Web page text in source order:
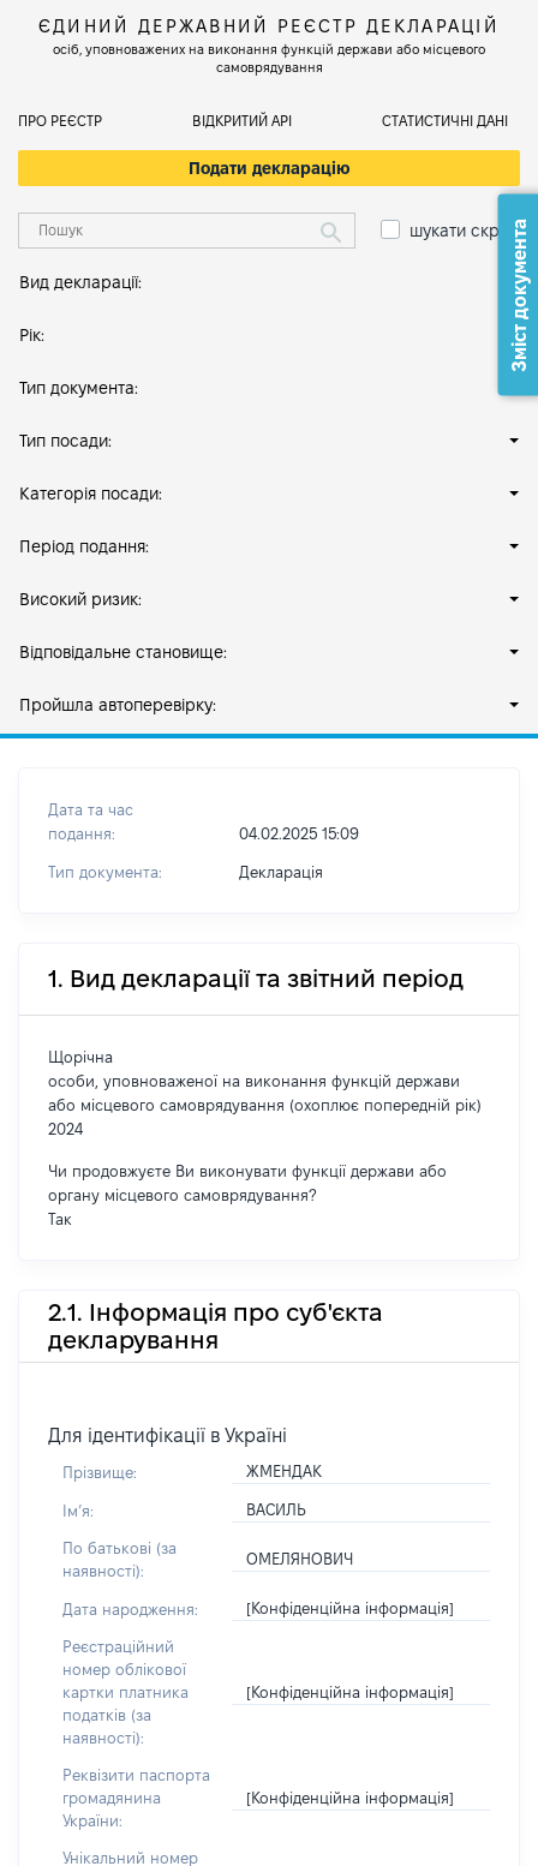
ЄДИНИЙ ДЕРЖАВНИЙ РЕЄСТР ДЕКЛАРАЦІЙ
осіб, уповноважених на виконання функцій держави або місцевого
самоврядування
ПРО РЕЄСТР ВІДКРИТИЙ АРІ СТАТИСТИЧНІ ДАНІ
Подати декларацію
шукати скрізь
Вид декларації:
Рік:
Тип документа:
Тип посади:
Категорія посади:
Період подання:
Високий ризик:
Відповідальне становище:
Пройшла автоперевірку:
Дата та час
подання:
04.02.2025 15:09
Тип документа: Декларація
1. Вид декларації та звітний період
Щорічна
особи, уповноваженої на виконання функцій держави
або місцевого самоврядування (охоплює попередній рік)
2024
Чи продовжуєте Ви виконувати функції держави або
органу місцевого самоврядування?
Так
2.1. Інформація про суб'єкта
декларування
Для ідентифікації в Україні
Прізвище: ЖМЕНДАК
Імʼя: ВАСИЛЬ
По батькові (за
наявності):
ОМЕЛЯНОВИЧ
Дата народження: [Конфіденційна інформація]
Реєстраційний
номер облікової
картки платника
податків (за
наявності):
[Конфіденційна інформація]
Реквізити паспорта
громадянина
України:
[Конфіденційна інформація]
Унікальний номер
Зміст документа